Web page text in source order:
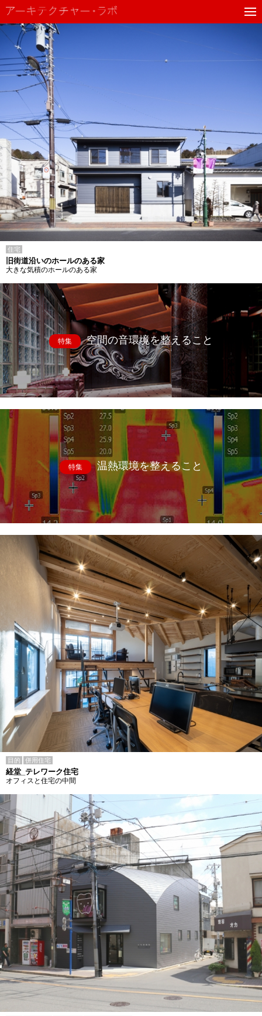
住宅
旧街道沿いのホールのある家
大きな気積のホールのある家
特集 空間の音環境を整えること
特集 温熱環境を整えること
目的 併用住宅
経堂_テレワーク住宅
オフィスと住宅の中間